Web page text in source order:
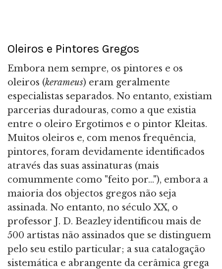
Oleiros e Pintores Gregos
Embora nem sempre, os pintores e os
oleiros (kerameus) eram geralmente
especialistas separados. No entanto, existiam
parcerias duradouras, como a que existia
entre o oleiro Ergotimos e o pintor Kleitas.
Muitos oleiros e, com menos frequência,
pintores, foram devidamente identificados
através das suas assinaturas (mais
comummente como "feito por..."), embora a
maioria dos objectos gregos não seja
assinada. No entanto, no século XX, o
professor J. D. Beazley identificou mais de
500 artistas não assinados que se distinguem
pelo seu estilo particular; a sua catalogação
sistemática e abrangente da cerâmica grega